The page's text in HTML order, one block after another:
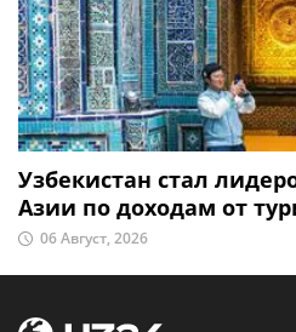
Узбекистан стал
Азии по доходам от
06 Август, 2026